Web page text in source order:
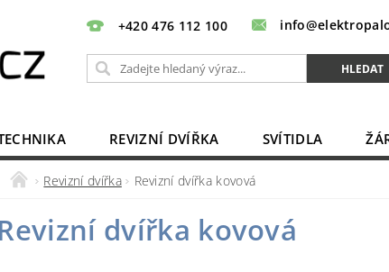
+420 476 112 100
REVIZNÍ DVÍŘKA SVÍTIDLA
Revizní dvířka Revizní dvířka kovová
Revizní dvířka kovová